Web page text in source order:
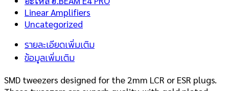
Linear Amplifiers
Uncategorized
รายละเอียดเพิ่มเติม
ข้อมูลเพิ่มเติม
SMD tweezers designed for the 2mm LCR or ESR plugs.